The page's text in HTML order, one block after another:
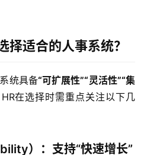
择适合的人事系统？
统具备“可扩展性”“灵活性”“集
在选择时需重点关注以下几
）：支持“快速增长”